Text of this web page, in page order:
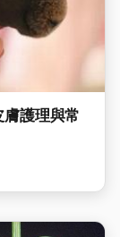
護理與常